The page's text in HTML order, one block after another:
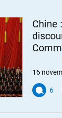
Chine
16
6